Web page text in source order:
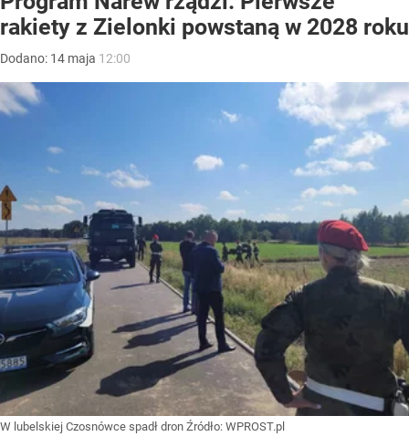
rakiety z Zielonki powstaną w 2028 roku
Dodano: 14 maja 12:00
W lubelskiej Czosnówce spadł dron Źródło: WPROST.pl